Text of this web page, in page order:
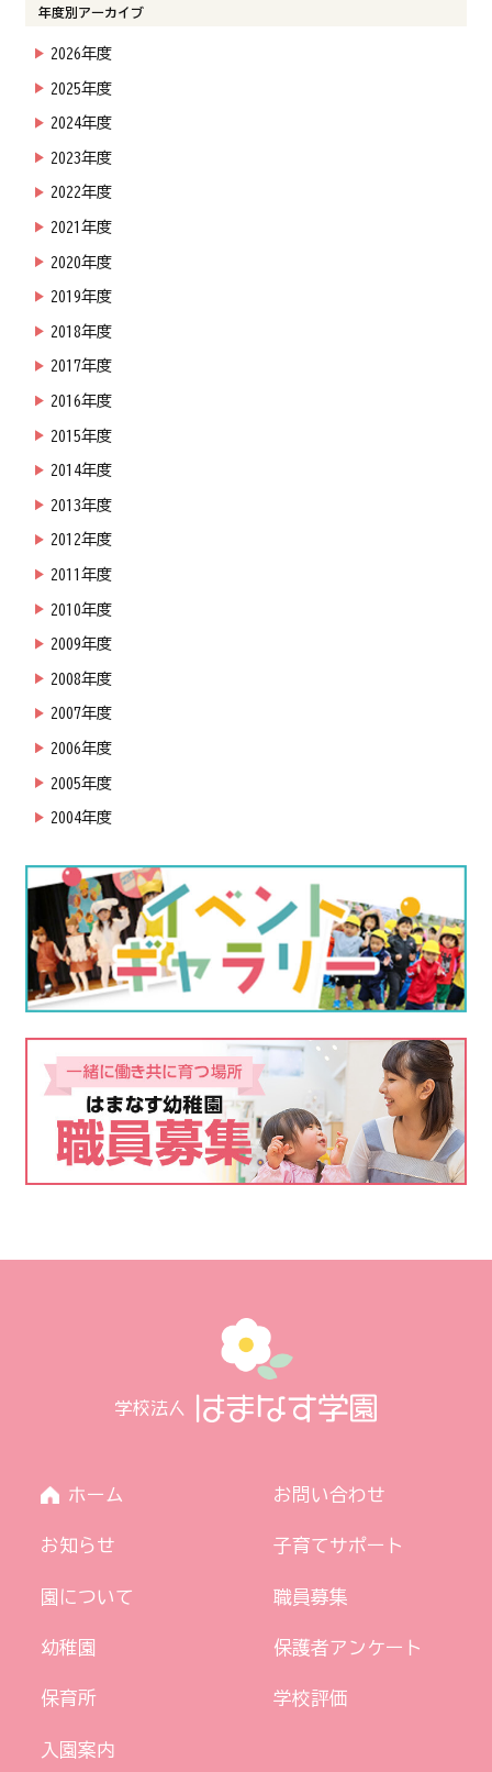
年度別アーカイブ
2026年度
2025年度
2024年度
2023年度
2022年度
2021年度
2020年度
2019年度
2018年度
2017年度
2016年度
2015年度
2014年度
2013年度
2012年度
2011年度
2010年度
2009年度
2008年度
2007年度
2006年度
2005年度
2004年度
ホーム
お知らせ
園について
幼稚園
保育所
入園案内
お問い合わせ
子育てサポート
職員募集
保護者アンケート
学校評価